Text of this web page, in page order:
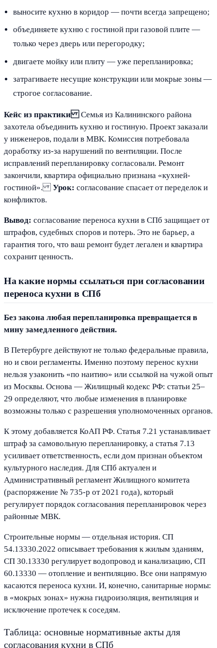
выносите кухню в коридор — почти всегда запрещено;
объединяете кухню с гостиной при газовой плите —
только через дверь или перегородку;
двигаете мойку или плиту — уже перепланировка;
затрагиваете несущие конструкции или мокрые зоны —
строгое согласование.
Кейс из практикиСемья из Калининского района
захотела объединить кухню и гостиную. Проект заказали
у инженеров, подали в МВК. Комиссия потребовала
доработку из-за нарушений по вентиляции. После
исправлений перепланировку согласовали. Ремонт
закончили, квартира официально признана «кухней-
гостиной». Урок: согласование спасает от переделок и
конфликтов.
Вывод: согласование переноса кухни в СПб защищает от
штрафов, судебных споров и потерь. Это не барьер, а
гарантия того, что ваш ремонт будет легален и квартира
сохранит ценность.
На какие нормы ссылаться при согласовании
переноса кухни в СПб
Без закона любая перепланировка превращается в
мину замедленного действия.
В Петербурге действуют не только федеральные правила,
но и свои регламенты. Именно поэтому перенос кухни
нельзя узаконить «по наитию» или ссылкой на чужой опыт
из Москвы. Основа — Жилищный кодекс РФ: статьи 25–
29 определяют, что любые изменения в планировке
возможны только с разрешения уполномоченных органов.
К этому добавляется КоАП РФ. Статья 7.21 устанавливает
штраф за самовольную перепланировку, а статья 7.13
усиливает ответственность, если дом признан объектом
культурного наследия. Для СПб актуален и
Административный регламент Жилищного комитета
(распоряжение № 735-р от 2021 года), который
регулирует порядок согласования перепланировок через
районные МВК.
Строительные нормы — отдельная история. СП
54.13330.2022 описывает требования к жилым зданиям,
СП 30.13330 регулирует водопровод и канализацию, СП
60.13330 — отопление и вентиляцию. Все они напрямую
касаются переноса кухни. И, конечно, санитарные нормы:
в «мокрых зонах» нужна гидроизоляция, вентиляция и
исключение протечек к соседям.
Таблица: основные нормативные акты для
согласования кухни в СПб